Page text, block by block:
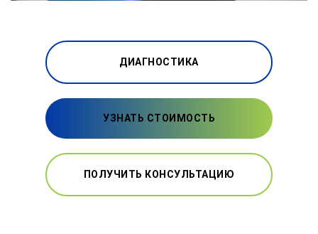
ДИАГНОСТИКА
УЗНАТЬ СТОИМОСТЬ
ПОЛУЧИТЬ КОНСУЛЬТАЦИЮ